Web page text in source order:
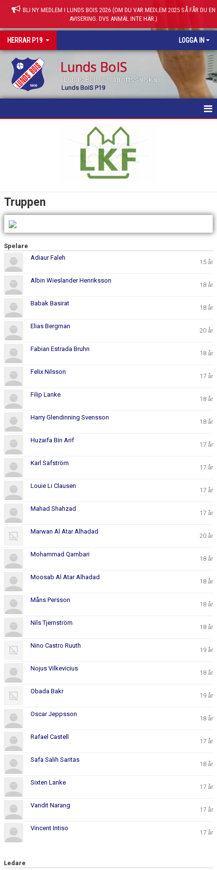
BLI NY MEDLEM I LUNDS BOIS 2026 (OM DU VAR MEDLEM 2025 SÅ FÅR DU EN
AVISERING. DVS ANMÄL INTE HÄR.)
HERRAR P19 LOGGA IN
Lunds BoIS
Lunds Boll och Idrottssällskap
Lunds BoIS P19
MATCHER
BILDGALLERI
KONTAKT
Truppen
Spelare
Adiaur Faleh
15 år
Albin Wieslander Henriksson
18 år
Babak Basirat
18 år
Elias Bergman
20 år
Fabian Estrada Bruhn
18 år
Felix Nilsson
17 år
Filip Lanke
18 år
Harry Glendinning Svensson
18 år
Huzaifa Bin Arif
17 år
Karl Säfström
17 år
Louie Li Clausen
17 år
Mahad Shahzad
17 år
Marwan Al Atar Alhadad
20 år
Mohammad Qambari
18 år
Moosab Al Atar Alhadad
18 år
Måns Persson
18 år
Nils Tjernström
18 år
Nino Castro Ruuth
19 år
Nojus Vilkevicius
18 år
Obada Bakr
19 år
Oscar Jeppsson
18 år
Rafael Castell
17 år
Safa Salih Saritas
18 år
Sixten Lanke
17 år
Vandit Narang
17 år
Vincent Intiso
17 år
Ledare